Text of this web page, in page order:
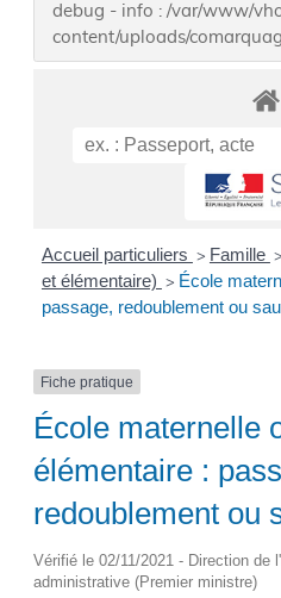
debug - info : /var/www/
content/uploads/
Accueil particuliers > Famille >
et élémentaire)
> École
passage, redoublement ou
Fiche pratique
École maternelle
élémentaire :
redoublement ou
Vérifié le 02/11/2021 - Direction de
administrative (Premier ministre)